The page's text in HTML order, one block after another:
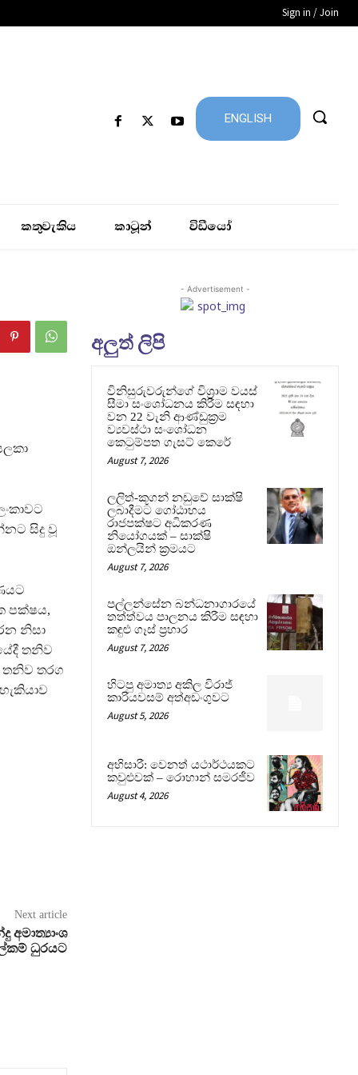
Sign in / Join
ENGLISH
කතුවැකිය කාටූන් විඩීයෝ
සිදු වූ
පක්ෂය,
නිසා
තනිව
තනිව තරග
Next article
අමාත්‍යාංශ
ධුරයට
- Advertisement -
අලුත් ලිපි
විනිසුරුවරුන්ගේ විශ්‍රාම වයස්
සීමා සංශෝධනය කිරීම සඳහා
වන 22 වැනි ආණ්ඩුක්‍රම
ව්‍යවස්ථා සංශෝධන
කෙටුම්පත ගැසට් කෙරේ
August 7, 2026
ලලිත්-කූගන් නඩුවේ සාක්ෂි
ලබාදීමට ගෝඨාභය
රාජපක්ෂට අධිකරණ
නියෝගයක් – සාක්ෂි
ඔන්ලයින් ක්‍රමයට
August 7, 2026
පල්ලන්සේන බන්ධනාගාරයේ
තත්ත්වය පාලනය කිරීම සඳහා
කඳුළු ගෑස් ප්‍රහාර
August 7, 2026
හිටපු අමාත්‍ය අකිල විරාජ්
කාරියවසම් අත්අඩංගුවට
August 5, 2026
අභිසාරී: වෙනත් යථාර්ථයකට
කවුළුවක් – රොහාන් සමරජීව
August 4, 2026